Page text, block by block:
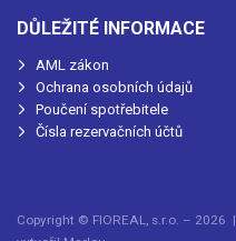
DŮLEŽITÉ INFORMACE
AML zákon
Ochrana osobních údajů
Poučení spotřebitele
Čísla rezervačních účtů
Copyright © FIOREAL, s.r.o. – 2026 |